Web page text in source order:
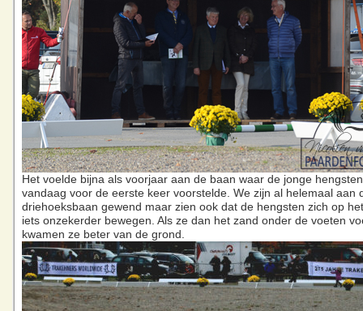
Het voelde bijna als voorjaar aan de baan waar de jonge
vandaag voor de eerste keer voorstelde. We zijn al helemaal aan
driehoeksbaan gewend maar zien ook dat de hengsten zich op
iets onzekerder bewegen. Als ze dan het zand onder de voeten
kwamen ze beter van de grond.